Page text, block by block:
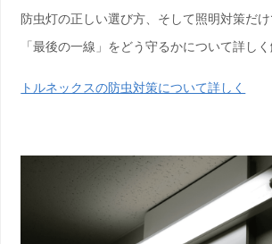
防虫灯の正しい選び方、そして照明対策だ
「最後の一線」をどう守るかについて詳しく
トルネックスの防虫対策について詳しく